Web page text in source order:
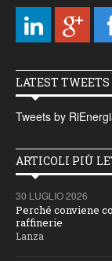
LATEST TWEETS
Tweets by
ARTICOLI PIÙ
30 LUGLIO 2026
Perché conviene
raffinerie
Lanza